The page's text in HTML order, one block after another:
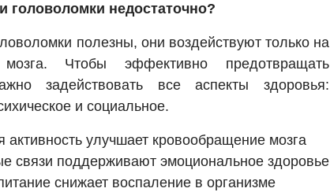
головоломки недостаточно?
полезны, они воздействуют только на
Чтобы эффективно предотвращать
задействовать все аспекты здоровья:
и социальное.
активность улучшает кровообращение мозга
связи поддерживают эмоциональное здоровье
снижает воспаление в организме